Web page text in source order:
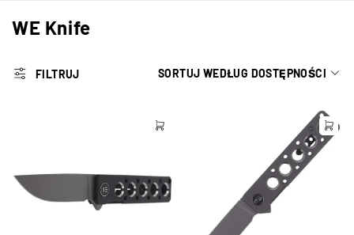
WE Knife
FILTRUJ SORTUJ WEDŁUG DOSTĘPNOŚCI